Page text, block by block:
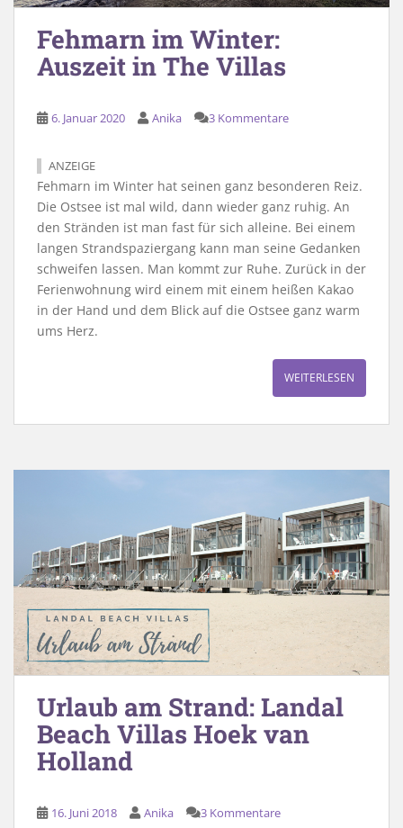
Fehmarn im Winter:
Auszeit in The Villas
6. Januar 2020 Anika 3 Kommentare
ANZEIGE
Fehmarn im Winter hat seinen ganz besonderen Reiz.
Die Ostsee ist mal wild, dann wieder ganz ruhig. An
den Stränden ist man fast für sich alleine. Bei einem
langen Strandspaziergang kann man seine Gedanken
schweifen lassen. Man kommt zur Ruhe. Zurück in der
Ferienwohnung wird einem mit einem heißen Kakao
in der Hand und dem Blick auf die Ostsee ganz warm
ums Herz.
WEITERLESEN
Urlaub am Strand: Landal
Beach Villas Hoek van
Holland
16. Juni 2018 Anika 3 Kommentare